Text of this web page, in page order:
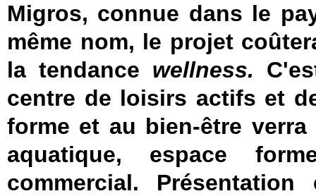
Migros, connue dans le
même nom, le projet
la tendance wellness.
centre de loisirs actifs et
forme et au bien-être
aquatique, espace
commercial.